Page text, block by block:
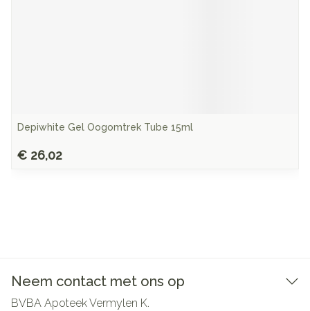
Depiwhite Gel Oogomtrek Tube 15ml
€ 26,02
Neem contact met ons op
BVBA Apoteek Vermylen K.